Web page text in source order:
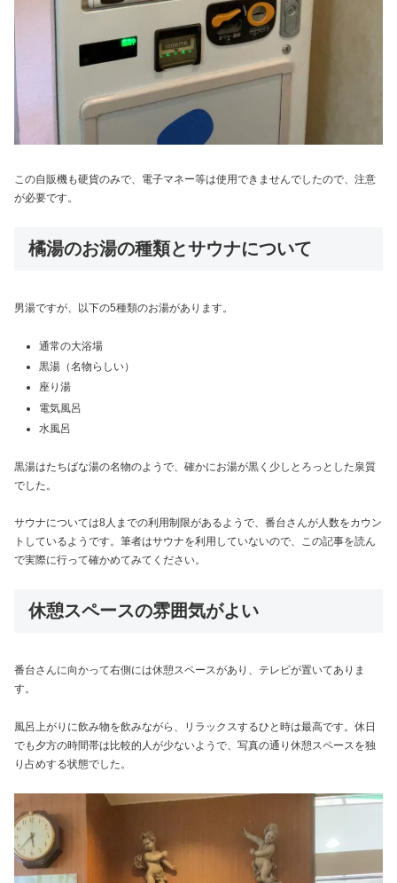
この自販機も硬貨のみで、電子マネー等は使用できませんでしたので、注意
が必要です。
橘湯のお湯の種類とサウナについて
男湯ですが、以下の5種類のお湯があります。
通常の大浴場
黒湯（名物らしい）
座り湯
電気風呂
水風呂
黒湯はたちばな湯の名物のようで、確かにお湯が黒く少しとろっとした泉質
でした。
サウナについては8人までの利用制限があるようで、番台さんが人数をカウン
トしているようです。筆者はサウナを利用していないので、この記事を読ん
で実際に行って確かめてみてください。
休憩スペースの雰囲気がよい
番台さんに向かって右側には休憩スペースがあり、テレビが置いてありま
す。
風呂上がりに飲み物を飲みながら、リラックスするひと時は最高です。休日
でも夕方の時間帯は比較的人が少ないようで、写真の通り休憩スペースを独
り占めする状態でした。